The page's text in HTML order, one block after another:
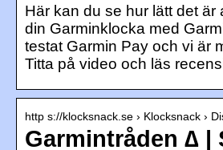
Här kan du se hur lätt det är
din Garminklocka med
testat Garmin Pay och vi är
Titta på video och läs
http s://klocksnack.se › Klocksnack ›
Garmintråden ∆ |